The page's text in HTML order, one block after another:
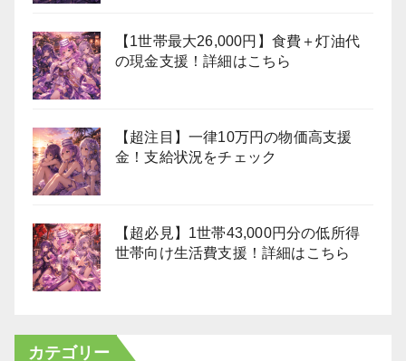
【1世帯最大26,000円】食費＋灯油代
の現金支援！詳細はこちら
【超注目】一律10万円の物価高支援
金！支給状況をチェック
【超必見】1世帯43,000円分の低所得
世帯向け生活費支援！詳細はこちら
カテゴリー